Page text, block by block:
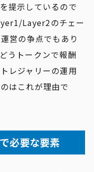
提示しているので
Layer2のチェー
営の争点でもあり
うトークンで報酬
レジャリーの運用
はこれが理由で
必要な要素